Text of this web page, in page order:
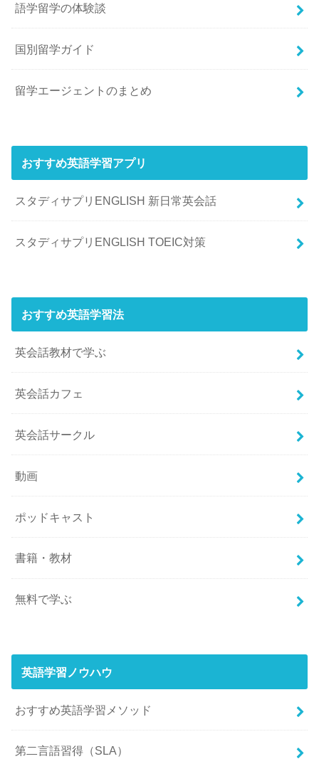
語学留学の体験談
国別留学ガイド
留学エージェントのまとめ
おすすめ英語学習アプリ
スタディサプリENGLISH 新日常英会話
スタディサプリENGLISH TOEIC対策
おすすめ英語学習法
英会話教材で学ぶ
英会話カフェ
英会話サークル
動画
ポッドキャスト
書籍・教材
無料で学ぶ
英語学習ノウハウ
おすすめ英語学習メソッド
第二言語習得（SLA）